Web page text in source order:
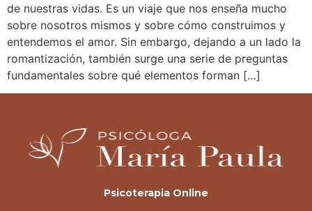
de nuestras vidas. Es un viaje que nos enseña mucho
sobre nosotros mismos y sobre cómo construimos y
entendemos el amor. Sin embargo, dejando a un lado la
romantización, también surge una serie de preguntas
fundamentales sobre qué elementos forman […]
Psicoterapia Online